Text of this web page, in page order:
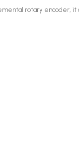
rotary encoder, it